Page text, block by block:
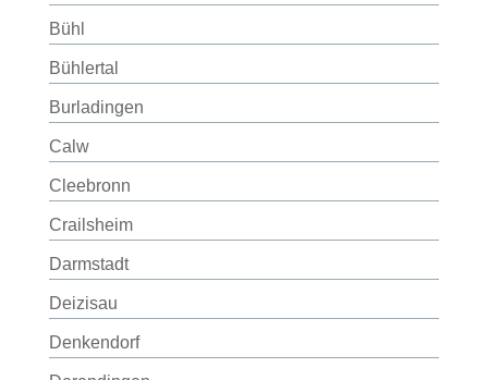
Bühl
Bühlertal
Burladingen
Calw
Cleebronn
Crailsheim
Darmstadt
Deizisau
Denkendorf